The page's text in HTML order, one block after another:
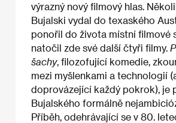
výrazný nový filmový hlas.
Bujalski vydal do texaského
ponořil do života místní filmové
natočil zde své další čtyři filmy.
šachy, filozofující komedie,
mezi myšlenkami a technologií
doprovázející každý pokrok), je
Bujalského formálně
Příběh, odehrávající se v 80.